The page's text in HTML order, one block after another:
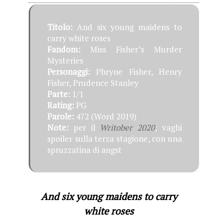
Titolo: And six young maidens to
carry white roses
Fandom: Miss Fisher’s Murder
Mysteries
Personaggi: Phryne Fisher, Henry
Fisher, Prudence Stanley
Parte: 1/1
Rating: PG
Parole: 472 (Word 2019)
Note: per il Writober 2020; vaghi
spoiler sulla terza stagione, con una
spruzzatina di angst
And six young maidens to carry
white roses